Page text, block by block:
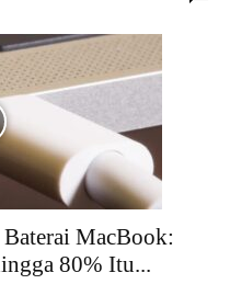
MacBook:
80% Itu...